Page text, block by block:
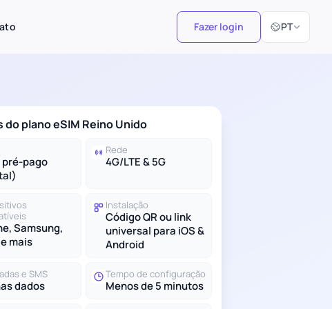
Fazer login PT
Selecionar
do plano eSIM Reino Unido
pré-pago
Rede
4G/LTE & 5G
Samsung,
mais
Instalação
Código QR ou link
universal para iOS &
Android
e SMS
dados
Tempo de configuração
Menos de 5 minutos